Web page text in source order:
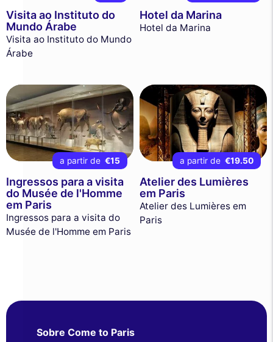
Visita ao Instituto do
Mundo Árabe
Visita ao Instituto do Mundo
Árabe
Hotel da Marina
Hotel da Marina
a partir de €15
Ingressos para a visita
do Musée de l'Homme
em Paris
Ingressos para a visita do
Musée de l'Homme em Paris
a partir de €19.50
Atelier des Lumières
em Paris
Atelier des Lumières em
Paris
Sobre Come to Paris